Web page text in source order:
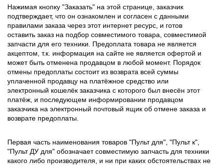
Нажимая кнопку "Заказать" на этой странице, заказчик
подтверждает, что он ознакомлен и согласен с данными
правилами заказа через этот интернет ресурс, и готов
оставить заказ на подбор совместимого товара, совместимой
запчасти для его техники. Предоплата товара не является
акцептом, т.к. информация на сайте не является офертой и
может быть отменена продавцом в любой момент. Порядок
отмены предоплаты состоит из возврата всей суммы
уплаченной продавцу на платёжное средство или
электронный кошелёк заказчика с которого был внесён этот
платёж, и последующем информировании продавцом
заказчика на электронный почтовый ящик об отмене заказа и
возврате предоплаты.
Первая часть наименования товаров "Пульт для", "Пульт к",
"Пульт ДУ для" обозначает совместимую запчасть для техники
какого либо производителя, и ни при каких обстоятельствах не